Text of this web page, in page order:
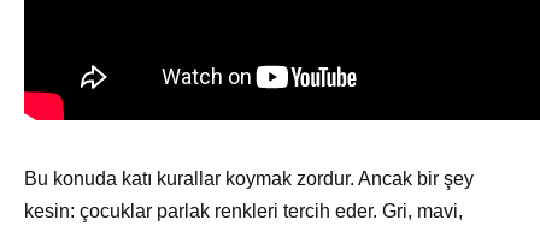
Bu konuda katı kurallar koymak zordur. Ancak bir şey
kesin: çocuklar parlak renkleri tercih eder. Gri, mavi,